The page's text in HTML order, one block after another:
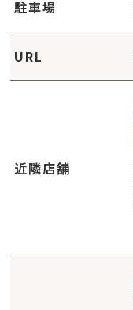
駐車場
URL
近隣店舗
いの家 八
子みなみ
生粉打ちそ
ば処 さんじ